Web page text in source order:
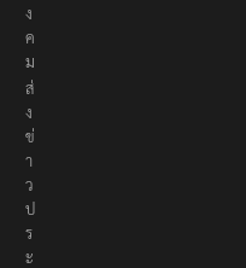
ค
ม
ส่
ง
ข่
า
ว
ป
ร
ะ
ช